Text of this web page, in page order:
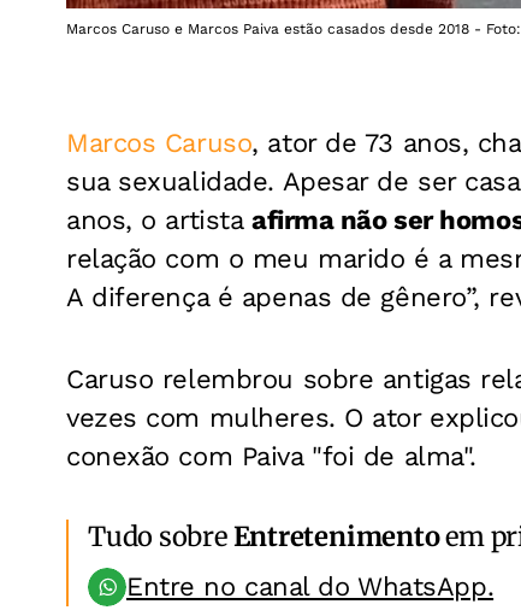
Marcos Caruso e Marcos Paiva estão casados desde 2018 -
Marcos Caruso, ator de 73 anos,
sua sexualidade. Apesar de ser
anos, o artista afirma não ser
relação com o meu marido é a
A diferença é apenas de gênero”,
Caruso relembrou sobre antigas
vezes com mulheres. O ator
conexão com Paiva "foi de alma".
Tudo sobreEntretenimentoem
Entre no canal do WhatsApp.